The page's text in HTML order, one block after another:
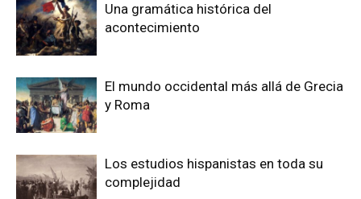
Una gramática histórica del
acontecimiento
El mundo occidental más allá de Grecia
y Roma
Los estudios hispanistas en toda su
complejidad